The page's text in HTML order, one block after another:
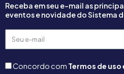
Receba em seu e-mail as
eventos e novidade do Sistema
Seu
e-
Concordo com Termos de